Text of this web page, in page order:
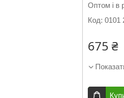
Оптом і в
Код: 0101
675 ₴